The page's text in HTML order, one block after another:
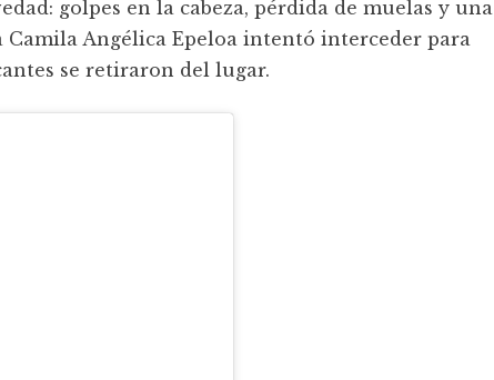
golpes en la cabeza, pérdida de muelas y una
Angélica Epeloa intentó interceder para
se retiraron del lugar.